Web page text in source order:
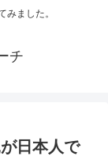
みました。
チ
日本人で